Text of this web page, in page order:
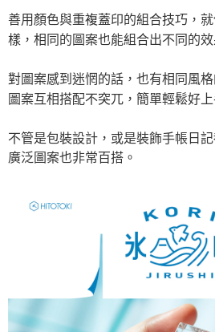
善用顏色與重複蓋印的組合技巧，就
樣，相同的圖案也能組合出不同的效
對圖案感到迷惘的話，也有相同風
圖案互相搭配不突兀，簡單輕鬆好上
不管是包裝設計，或是裝飾手帳日
廣泛圖案也非常百搭。